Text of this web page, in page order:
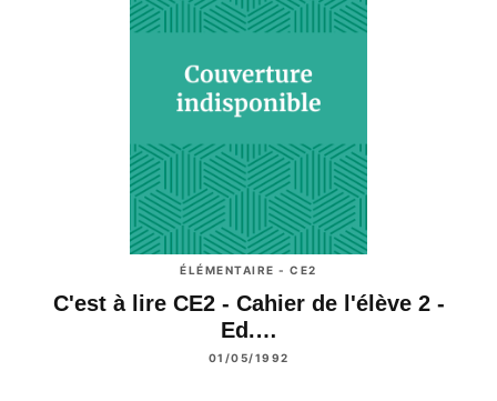
ÉLÉMENTAIRE - CE2
C'est à lire CE2 - Cahier de l'élève 2 -
Ed.…
01/05/1992